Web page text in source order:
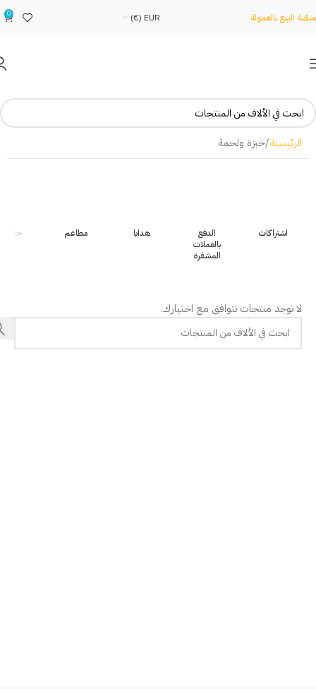
منصّة البيع بالعمولة EUR (€)
0
الرئيسية خبزة ولحمة
اشتراكات
الدفع
بالعملات
المشفرة
هدايا مطاعم
لا توجد منتجات تتوافق مع اختيارك.